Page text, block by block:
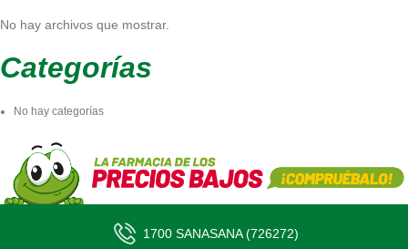
No hay archivos que mostrar.
Categorías
No hay categorías
1700 SANASANA (726272)